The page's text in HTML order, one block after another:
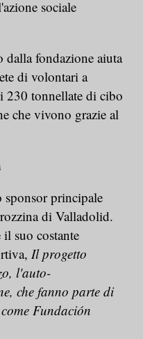
sociale
fondazione aiuta
di volontari a
230 tonnellate di cibo
che vivono grazie al
principale
di Valladolid.
suo costante
Il progetto
l'auto-
che fanno parte di
Fundación